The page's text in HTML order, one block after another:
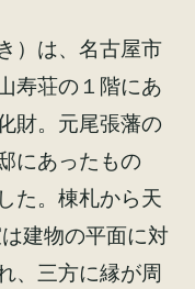
）は、名古屋市
寿荘の１階にあ
財。元尾張藩の
にあったもの
た。棟札から天
建物の平面に対
、三方に縁が周
りコラム
来場予約